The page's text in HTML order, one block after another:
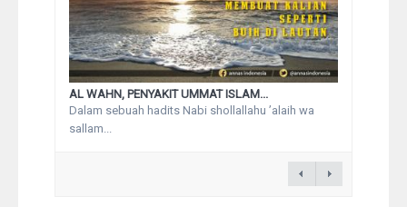
AL WAHN, PENYAKIT UMMAT ISLAM...
Dalam sebuah hadits Nabi shollallahu ’alaih wa
sallam...